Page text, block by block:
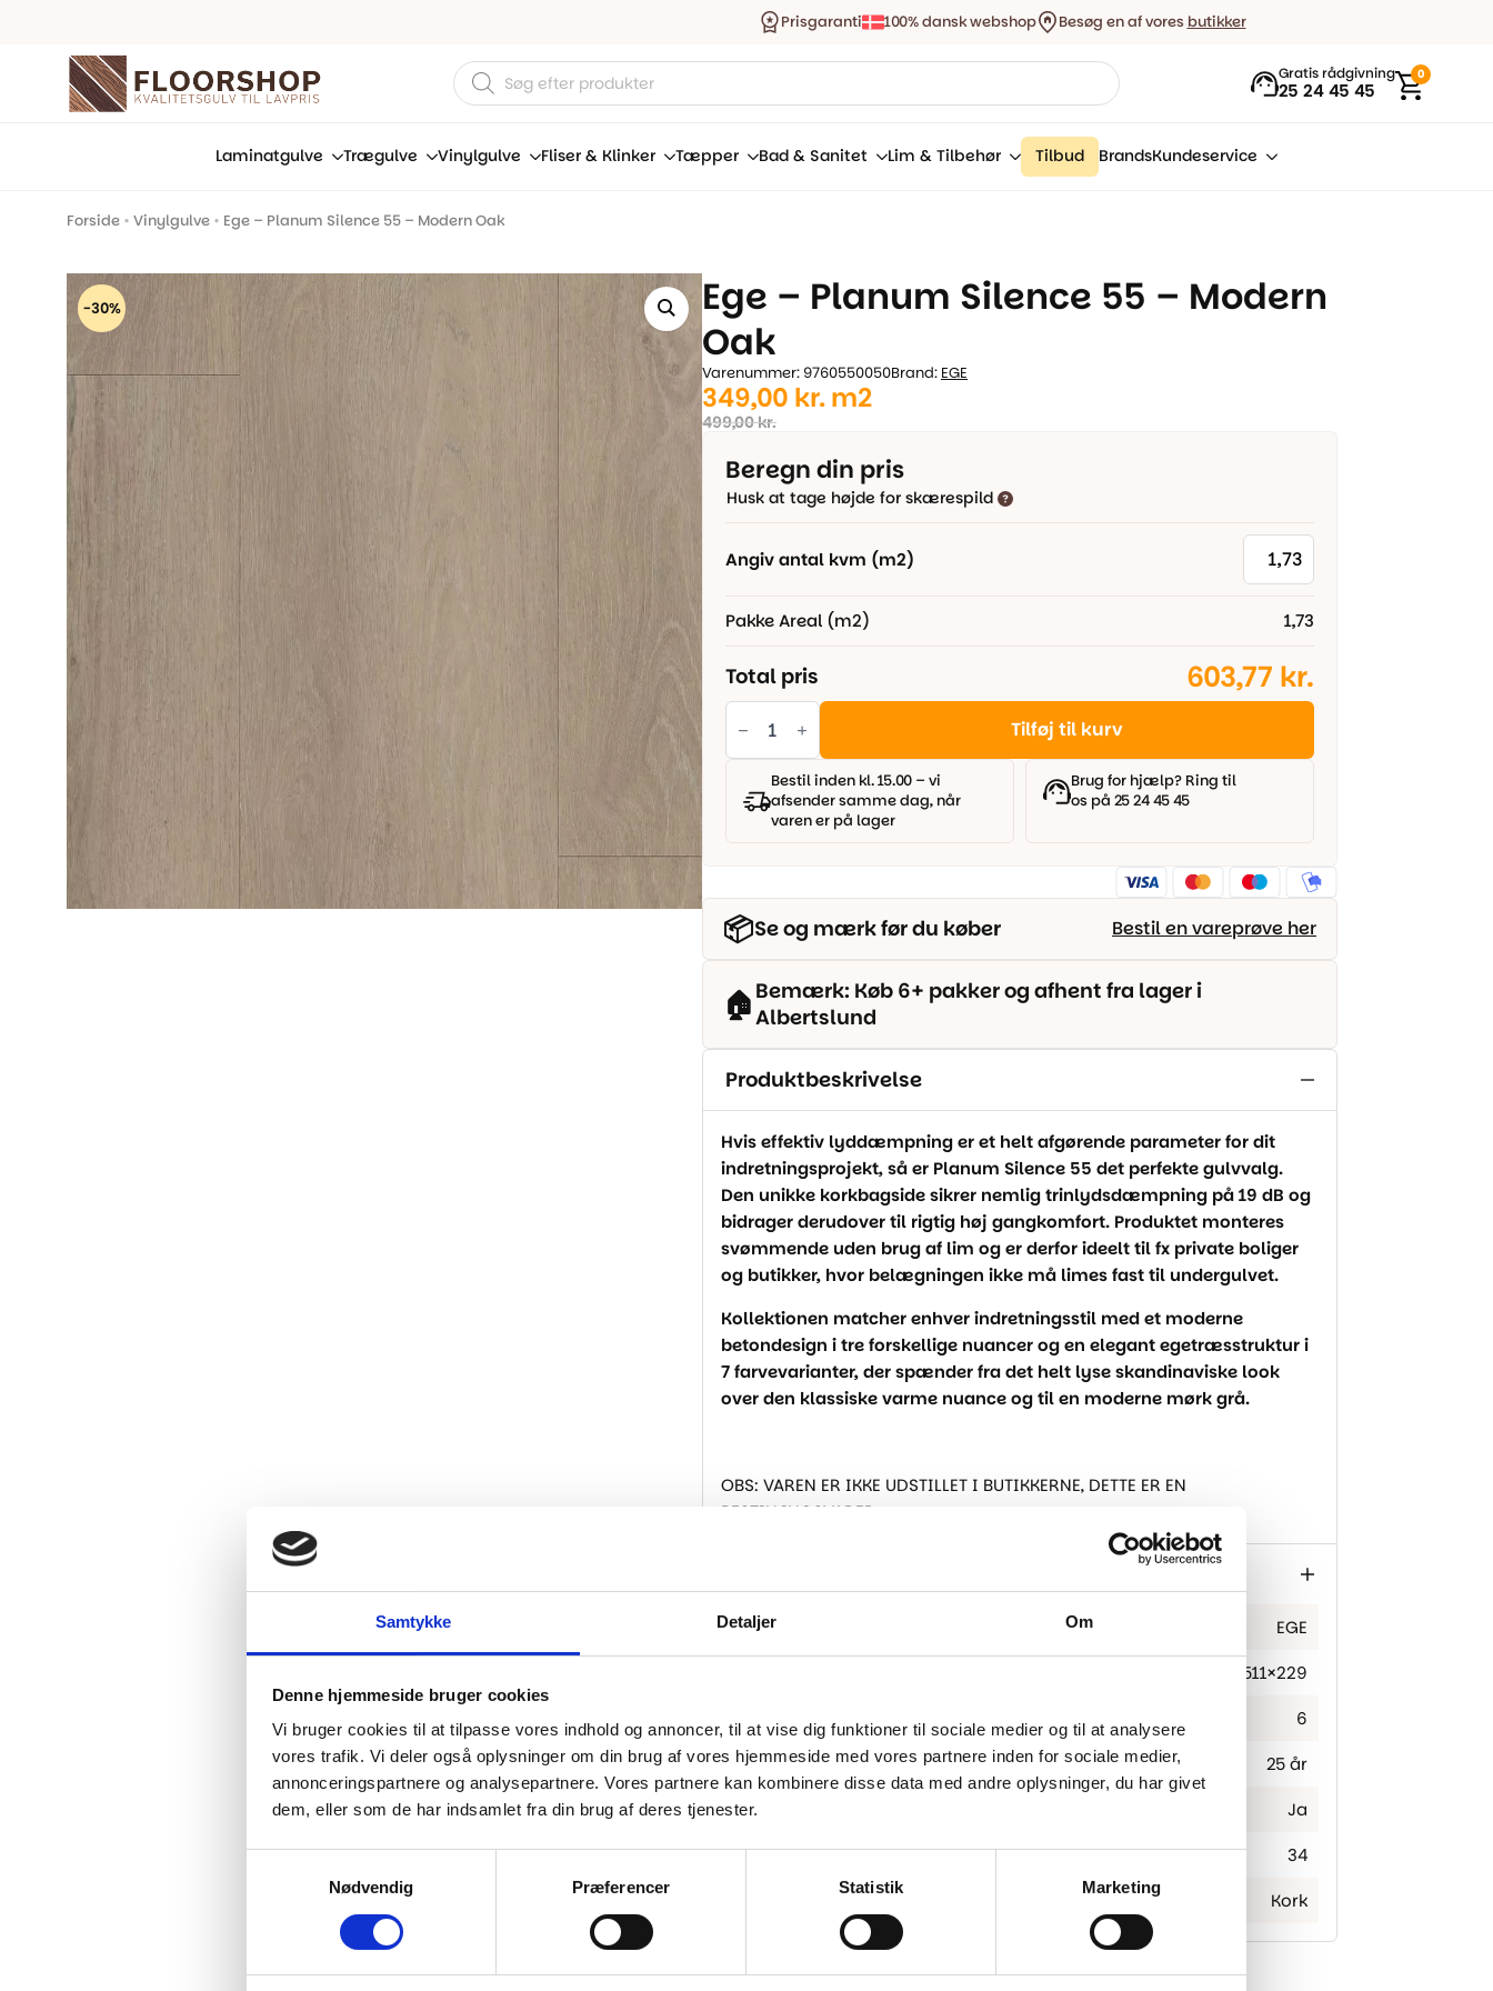
Samtykke Detaljer Om
Denne hjemmeside bruger cookies
Vi bruger cookies til at tilpasse vores indhold og annoncer, til at vise dig funktioner til sociale medier og til at analysere
vores trafik. Vi deler også oplysninger om din brug af vores hjemmeside med vores partnere inden for sociale medier,
annonceringspartnere og analysepartnere. Vores partnere kan kombinere disse data med andre oplysninger, du har givet
dem, eller som de har indsamlet fra din brug af deres tjenester.
Nødvendig
Præferencer Statistik Marketing
Prisgaranti 100% dansk webshop Besøg en af vores butikker
Products
search
Gratis rådgivning
25 24 45 45
0
Laminatgulve Trægulve Vinylgulve Fliser & Klinker Tæpper Bad & Sanitet Lim & Tilbehør Tilbud BrandsKundeservice
Forside • Vinylgulve • Ege – Planum Silence 55 – Modern Oak
-30%
Ege – Planum Silence 55 – Modern
Oak
Varenummer: 9760550050Brand: EGE
499,00kr.
Den
oprindelige
pris
var:
349,00 kr.
Den
aktuelle
pris
er:
m2
Beregn din pris
Husk at tage højde for skærespild
Angiv antal kvm (m2)
Pakke Areal (m2) 1,73
Total pris 603,77 kr.
Ege
Planum
Silence
Modern
Tilføj til kurv
Bestil inden kl. 15.00 – vi
afsender samme dag, når
varen er på lager
Brug for hjælp? Ring til
os på 25 24 45 45
📦Se og mærk før du køber Bestil en vareprøve her
🏠 Bemærk: Køb 6+ pakker og afhent fra lager i
Albertslund
Produktbeskrivelse
Hvis effektiv lyddæmpning er et helt afgørende parameter for dit
indretningsprojekt, så er Planum Silence 55 det perfekte gulvvalg.
Den unikke korkbagside sikrer nemlig trinlydsdæmpning på 19 dB og
bidrager derudover til rigtig høj gangkomfort. Produktet monteres
svømmende uden brug af lim og er derfor ideelt til fx private boliger
og butikker, hvor belægningen ikke må limes fast til undergulvet.
Kollektionen matcher enhver indretningsstil med et moderne
betondesign i tre forskellige nuancer og en elegant egetræsstruktur i
7 farvevarianter, der spænder fra det helt lyse skandinaviske look
over den klassiske varme nuance og til en moderne mørk grå.
OBS: VAREN ER IKKE UDSTILLET I BUTIKKERNE, DETTE ER EN
BESTILLINGSVARER
Brand EGE
1511×229
Tykkelse I Mm 6
Garanti 25 år
Egnet Til Gulvvarme Ja
Klasse 34
Kork